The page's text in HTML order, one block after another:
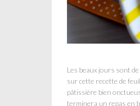
Les beaux jours sont
sur cette recette de
pâtissière bien
terminera un repas en